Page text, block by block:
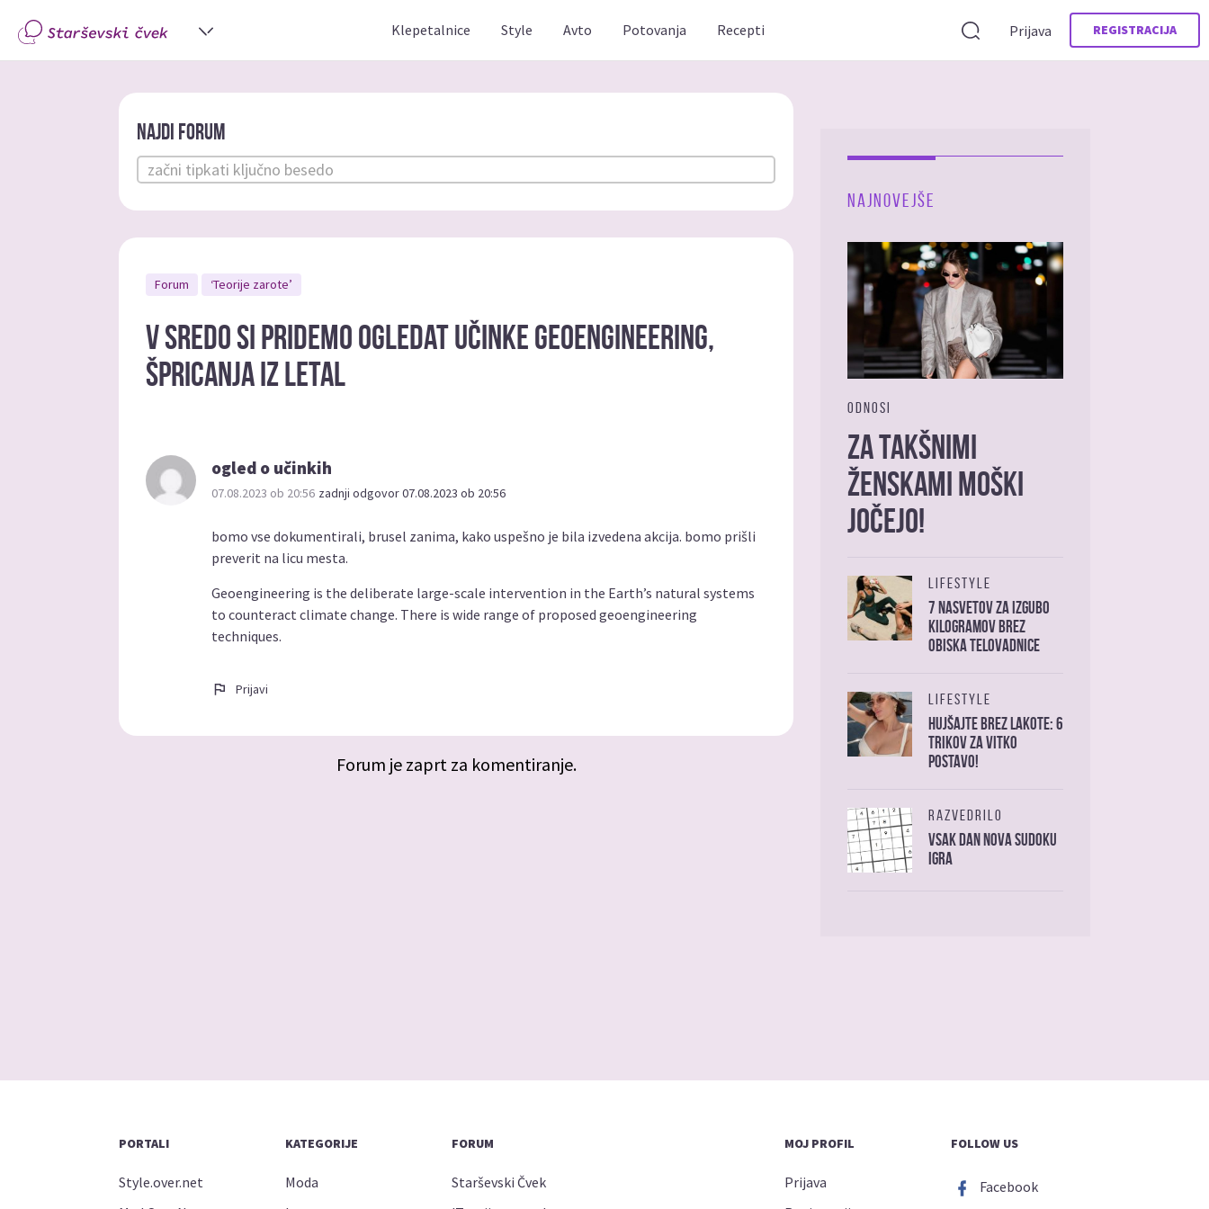
Klepetalnice Style Avto Potovanja Recepti Prijava REGISTRACIJA
Najdi forum
Forum ‘Teorije zarote’
V sredo si pridemo ogledat učinke Geoengineering,
špricanja iz letal
ogled o učinkih
07.08.2023 ob 20:56 zadnji odgovor 07.08.2023 ob 20:56
bomo vse dokumentirali, brusel zanima, kako uspešno je bila izvedena akcija. bomo prišli
preverit na licu mesta.
Geoengineering is the deliberate large-scale intervention in the Earth’s natural systems
to counteract climate change. There is wide range of proposed geoengineering
techniques.
Prijavi
Forum je zaprt za komentiranje.
NAJNOVEJŠE
ODNOSI
Za takšnimi
ženskami moški
jočejo!
LIFESTYLE
7 nasvetov za izgubo
kilogramov brez
obiska telovadnice
LIFESTYLE
Hujšajte brez lakote: 6
trikov za vitko
postavo!
RAZVEDRILO
Vsak dan nova sudoku
igra
PORTALI
Style.over.net
KATEGORIJE
Moda
FORUM
Starševski Čvek
MOJ PROFIL
Prijava
FOLLOW US
Facebook